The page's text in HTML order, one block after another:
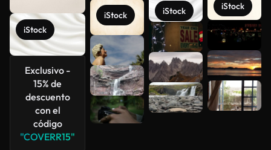
iStock
Exclusivo -
15% de
descuento
con el
código
"COVERR15"
iStock iStock iStock
Ver más